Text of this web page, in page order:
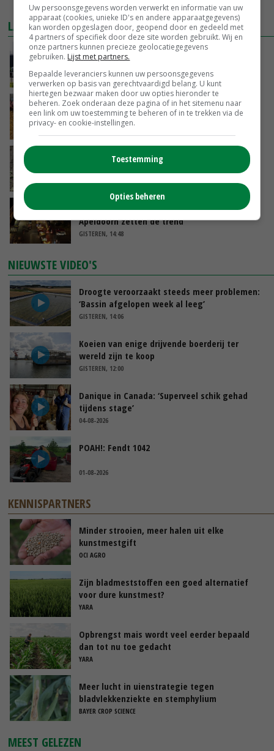
MEER MARKTPRIJZEN
LAATSTE NIEUWS
Gemiddelde Europese melkprijs daalt licht in
juni
GISTEREN, 17:04
Frans onderzoekcentrum bestrijkt hele
varkensvleesketen
GISTEREN, 15:29
Emmeloord noteert eerste zaaiuien op
GISTEREN, 14:59
Spontane boerenacties in Twente en
Apeldoorn zetten de trend
GISTEREN, 14:48
NIEUWSTE VIDEO'S
Droogte veroorzaakt steeds meer problemen:
‘Bassin afgelopen week al leeg’
GISTEREN, 14:06
Koeien van enige drijvende boerderij ter
wereld zijn te koop
GISTEREN, 12:00
Danique in Canada: ‘Superveel schik gehad
tijdens stage’
04-08-2026
POAH!: Fendt 1042
01-08-2026
KENNISPARTNERS
Minder strooien, meer halen uit elke
kunstmestgift
OCI AGRO
Zijn bladmeststoffen een goed alternatief
voor dure kunstmest?
YARA
Opbrengst mais wordt veel eerder bepaald
dan tot nu toe gedacht
YARA
Meer lucht in uienstrategie tegen
bladvlekkenziekte en stemphylium
BAYER CROP SCIENCE
MEEST GELEZEN
Uw persoonsgegevens worden verwerkt en informatie van uw
apparaat (cookies, unieke ID's en andere apparaatgegevens)
kan worden opgeslagen door, geopend door en gedeeld met
4 partners of specifiek door deze site worden gebruikt. Wij en
onze partners kunnen precieze geolocatiegegevens
gebruiken. Lijst met partners.
Bepaalde leveranciers kunnen uw persoonsgegevens
verwerken op basis van gerechtvaardigd belang. U kunt
hiertegen bezwaar maken door uw opties hieronder te
beheren. Zoek onderaan deze pagina of in het sitemenu naar
een link om uw toestemming te beheren of in te trekken via de
privacy- en cookie-instellingen.
Toestemming
Opties beheren